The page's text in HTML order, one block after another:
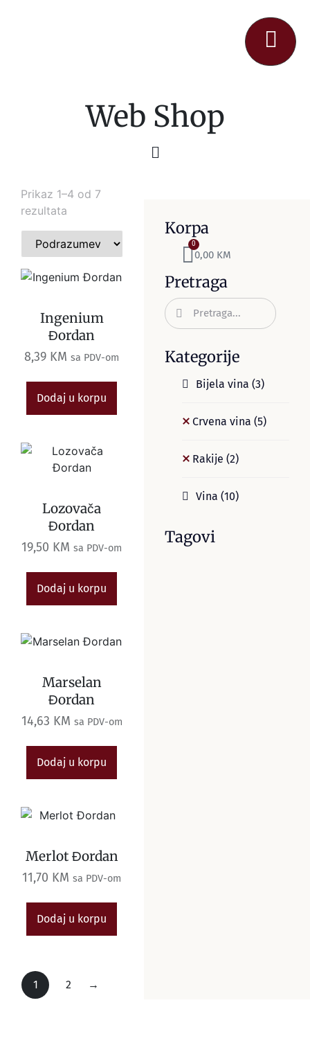
Web Shop
Korpa
0,00 KM
0
Pretraga
Kategorije
Bijela vina (3)
Crvena vina (5)
Rakije (2)
Vina (10)
Tagovi
Prikaz 1–4 od 7
rezultata
Ingenium
Đordan
8,39 KM sa PDV-om
Dodaj u korpu
Lozovača
Đordan
19,50 KM sa PDV-om
Dodaj u korpu
Marselan
Đordan
14,63 KM sa PDV-om
Dodaj u korpu
Merlot Đordan
11,70 KM sa PDV-om
Dodaj u korpu
1 2 →